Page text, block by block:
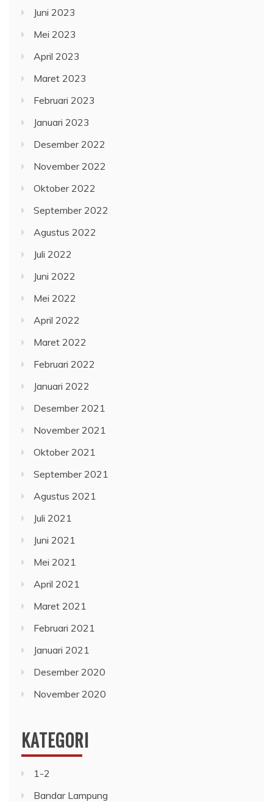
Juni 2023
Mei 2023
April 2023
Maret 2023
Februari 2023
Januari 2023
Desember 2022
November 2022
Oktober 2022
September 2022
Agustus 2022
Juli 2022
Juni 2022
Mei 2022
April 2022
Maret 2022
Februari 2022
Januari 2022
Desember 2021
November 2021
Oktober 2021
September 2021
Agustus 2021
Juli 2021
Juni 2021
Mei 2021
April 2021
Maret 2021
Februari 2021
Januari 2021
Desember 2020
November 2020
KATEGORI
1-2
Bandar Lampung